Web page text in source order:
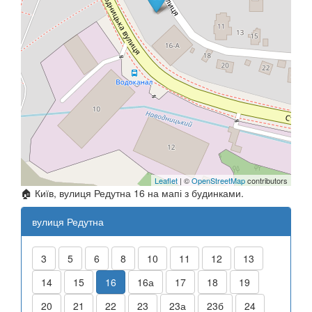
Leaflet | ©OpenStreetMapcontributors
🏠 Київ, вулиця Редутна 16 на мапі з будинками.
вулиця Редутна
3 5 6 8 10 11 12
13
14
15 16 16а 17 18
19
20
21 22 23 23а 23б 24